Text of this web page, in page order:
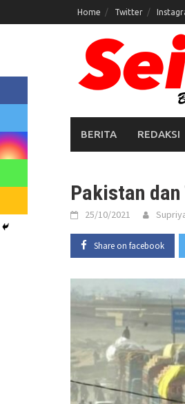
to
Home Twitter
BERITA REDAKSI
Pakistan
25/10/2021
Share on facebook